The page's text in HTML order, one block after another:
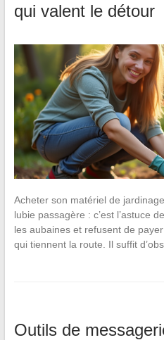
qui valent le détour
Acheter son matériel de
lubie passagère : c’est l’astuce
les aubaines et refusent de
qui tiennent la route. Il suffit
Outils de